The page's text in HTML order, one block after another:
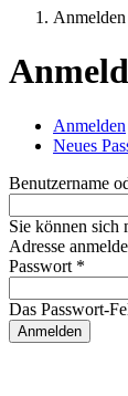
Anmelden
Haupt-
Anmelden
Neues
Benutzername
Sie können sich
Adresse
Passwort *
Das Passwort-